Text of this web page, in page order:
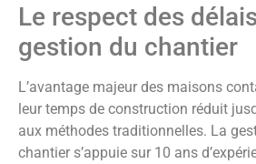
Le respect des
gestion du chantier
L’avantage majeur des maisons
leur temps de construction réduit
aux méthodes traditionnelles. La
chantier s’appuie sur 10 ans